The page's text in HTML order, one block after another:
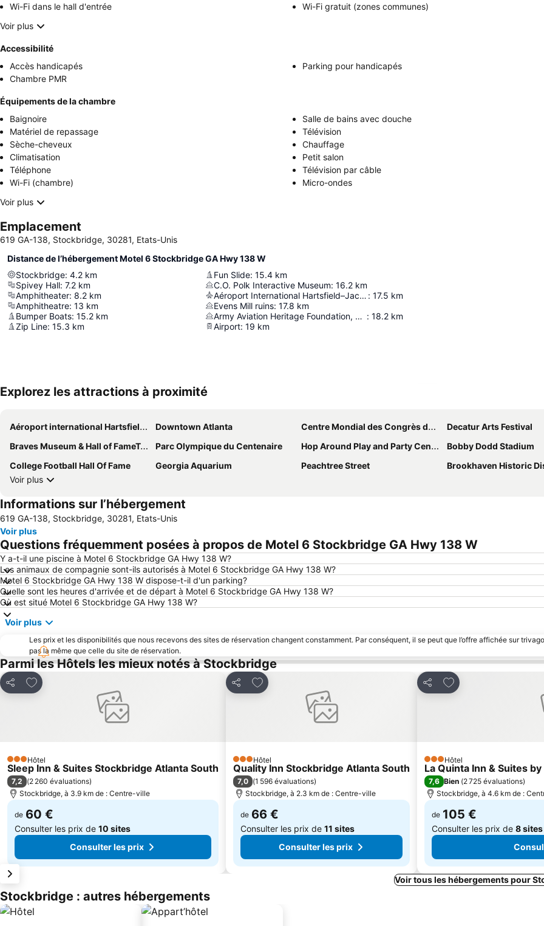
Wi-Fi dans le hall d'entrée
Wi-Fi gratuit (zones communes)
Voir plus
Accessibilité
Accès handicapés
Parking pour handicapés
Chambre PMR
Équipements de la chambre
Baignoire
Salle de bains avec douche
Matériel de repassage
Télévision
Sèche-cheveux
Chauffage
Climatisation
Petit salon
Téléphone
Télévision par câble
Wi-Fi (chambre)
Micro-ondes
Voir plus
Emplacement
619 GA-138, Stockbridge, 30281, Etats-Unis
Distance de l’hébergement Motel 6 Stockbridge GA Hwy 138 W
Stockbridge: 4.2 km
Spivey Hall: 7.2 km
Amphitheater: 8.2 km
Amphitheatre: 13 km
Bumper Boats: 15.2 km
Zip Line: 15.3 km
Fun Slide: 15.4 km
C.O. Polk Interactive Museum: 16.2 km
Aéroport International Hartsfield–Jackson D'atlanta : 17.5 km
Evens Mill ruins: 17.8 km
Army Aviation Heritage Foundation, Legacy Chapter : 18.2 km
Airport: 19 km
Explorez les attractions à proximité
Aéroport international Hartsfield-Jackson d'Atlanta Downtown Atlanta Centre Mondial des Congrès de Géorgie
Decatur Arts Festival
Braves Museum & Hall of FameTurner Field Tours
Parc Olympique du Centenaire Hop Around Play and Party Center
Bobby Dodd Stadium
College Football Hall Of Fame
Georgia Aquarium Peachtree Street
Brookhaven Historic
Voir plus
Informations sur l’hébergement
619 GA-138, Stockbridge, 30281, Etats-Unis
Voir plus
Questions fréquemment posées à propos de Motel 6 Stockbridge GA Hwy 138 W
Y a-t-il une piscine à Motel 6 Stockbridge GA Hwy 138 W?
Les animaux de compagnie sont-ils autorisés à Motel 6 Stockbridge GA Hwy 138 W?
Motel 6 Stockbridge GA Hwy 138 W dispose-t-il d'un parking?
Quelle sont les heures d'arrivée et de départ à Motel 6 Stockbridge GA Hwy 138 W?
Où est situé Motel 6 Stockbridge GA Hwy 138 W?
Voir plus
Les prix et les disponibilités que nous recevons des sites de réservation changent constamment. Par conséquent, il se peut que l’offre affichée sur
pas la même que celle du site de réservation.
Parmi les Hôtels les mieux notés à Stockbridge
Partager
Ajouter à mes favoris
3 Étoiles
Hôtel
Sleep Inn & Suites Stockbridge Atlanta South
7,2 (2 260 évaluations)
Stockbridge, à 3.9 km de : Centre-ville
de 60 €
Consulter les prix de 10 sites
Consulter les prix
Partager
Ajouter à mes favoris
3 Étoiles
Hôtel
Quality Inn Stockbridge Atlanta South
7,0 (1 596 évaluations)
Stockbridge, à 2.3 km de : Centre-ville
de 66 €
Consulter les prix de 11 sites
Consulter les prix
Partager
Ajouter à mes favoris
3 Étoiles
Hôtel
La Quinta Inn & Suites
7,6 Bien (2 725 évaluations)
Stockbridge, à 4.6 km de :
de 105 €
Consulter les prix de 8 sites
Voir tous les hébergements pour
Stockbridge : autres hébergements